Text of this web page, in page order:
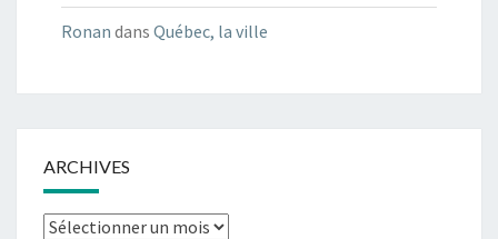
Ronan dans Québec, la ville
ARCHIVES
Archives